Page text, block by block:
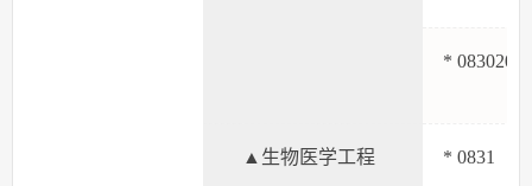
* 083020
▲生物医学工程 *